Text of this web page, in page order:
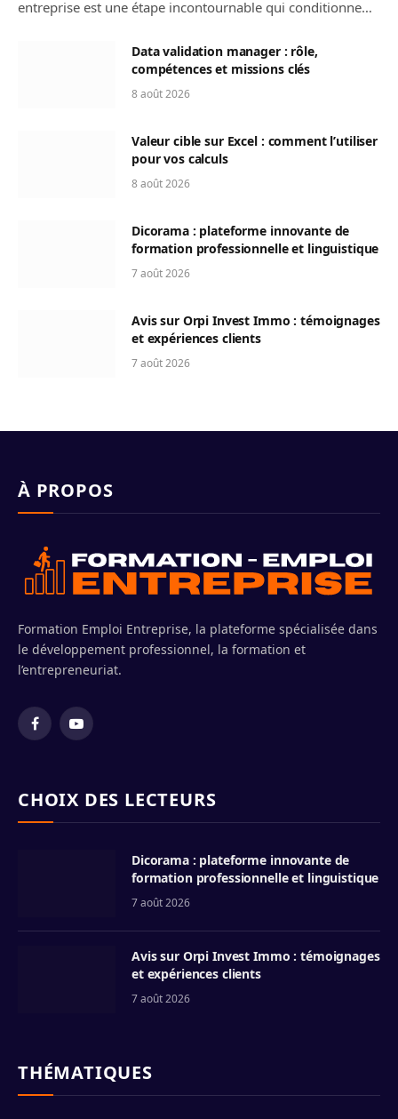
entreprise est une étape incontournable qui conditionne…
Data validation manager : rôle,
compétences et missions clés
8 août 2026
Valeur cible sur Excel : comment l’utiliser
pour vos calculs
8 août 2026
Dicorama : plateforme innovante de
formation professionnelle et linguistique
7 août 2026
Avis sur Orpi Invest Immo : témoignages
et expériences clients
7 août 2026
À PROPOS
Formation Emploi Entreprise, la plateforme spécialisée dans
le développement professionnel, la formation et
l’entrepreneuriat.
FacebookYouTube
CHOIX DES LECTEURS
Dicorama : plateforme innovante de
formation professionnelle et linguistique
7 août 2026
Avis sur Orpi Invest Immo : témoignages
et expériences clients
7 août 2026
THÉMATIQUES